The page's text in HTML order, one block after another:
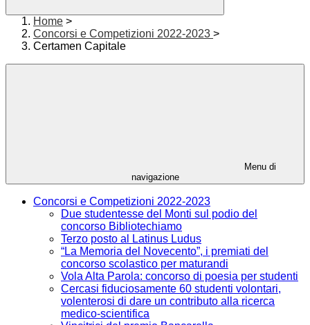
Home >
Concorsi e Competizioni 2022-2023 >
Certamen Capitale
Menu di
navigazione
Concorsi e Competizioni 2022-2023
Due studentesse del Monti sul podio del
concorso Bibliotechiamo
Terzo posto al Latinus Ludus
“La Memoria del Novecento”, i premiati del
concorso scolastico per maturandi
Vola Alta Parola: concorso di poesia per studenti
Cercasi fiduciosamente 60 studenti volontari,
volenterosi di dare un contributo alla ricerca
medico-scientifica